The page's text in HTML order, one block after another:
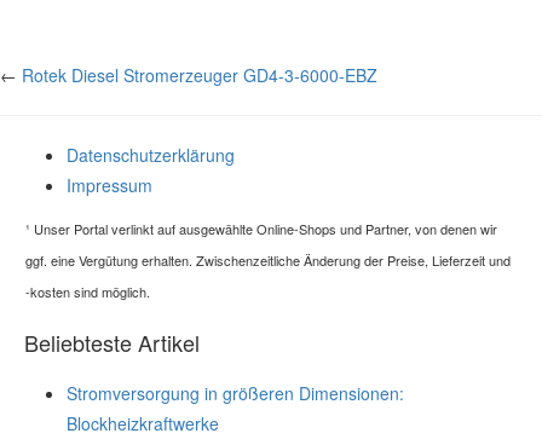
← Rotek Diesel Stromerzeuger GD4-3-6000-EBZ
Datenschutzerklärung
Impressum
¹ Unser Portal verlinkt auf ausgewählte Online-Shops und Partner, von denen wir
ggf. eine Vergütung erhalten. Zwischenzeitliche Änderung der Preise, Lieferzeit und
-kosten sind möglich.
Beliebteste Artikel
Stromversorgung in größeren Dimensionen:
Blockheizkraftwerke